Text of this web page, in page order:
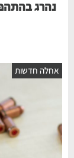
נהרג
חדשות